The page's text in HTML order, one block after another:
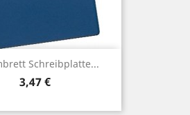
Schreibplatte...
Preis
3,47 €